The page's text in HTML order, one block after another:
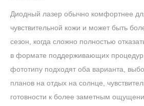
Диодный лазер обычно комфортнее
чувствительной кожи и может быть
сезон, когда сложно полностью
в формате поддерживающих
фототипу подходят оба варианта,
планов на отдых на солнце,
готовности к более заметным